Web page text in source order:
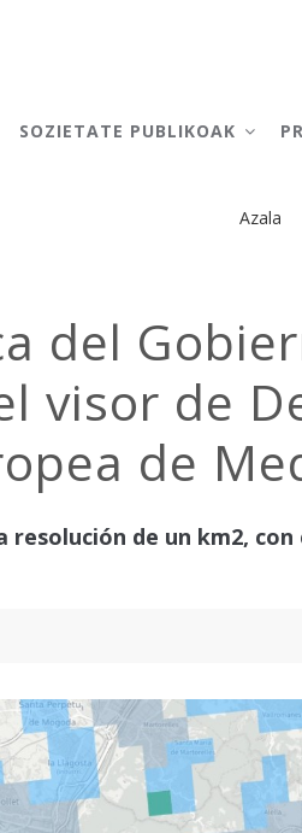
SOZIETATE PUBLIKOAK
Azala
del
visor de
de
de un km2,